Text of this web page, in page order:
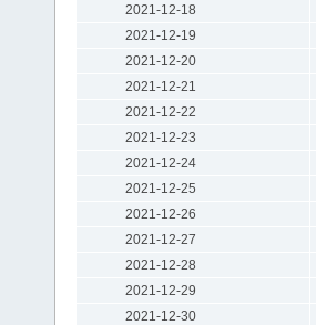
2021-12-18
2021-12-19
2021-12-20
2021-12-21
2021-12-22
2021-12-23
2021-12-24
2021-12-25
2021-12-26
2021-12-27
2021-12-28
2021-12-29
2021-12-30